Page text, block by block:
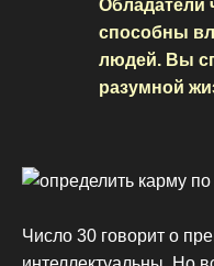
Обладатели
способны
людей. Вы
разумной
Число 30 говорит о